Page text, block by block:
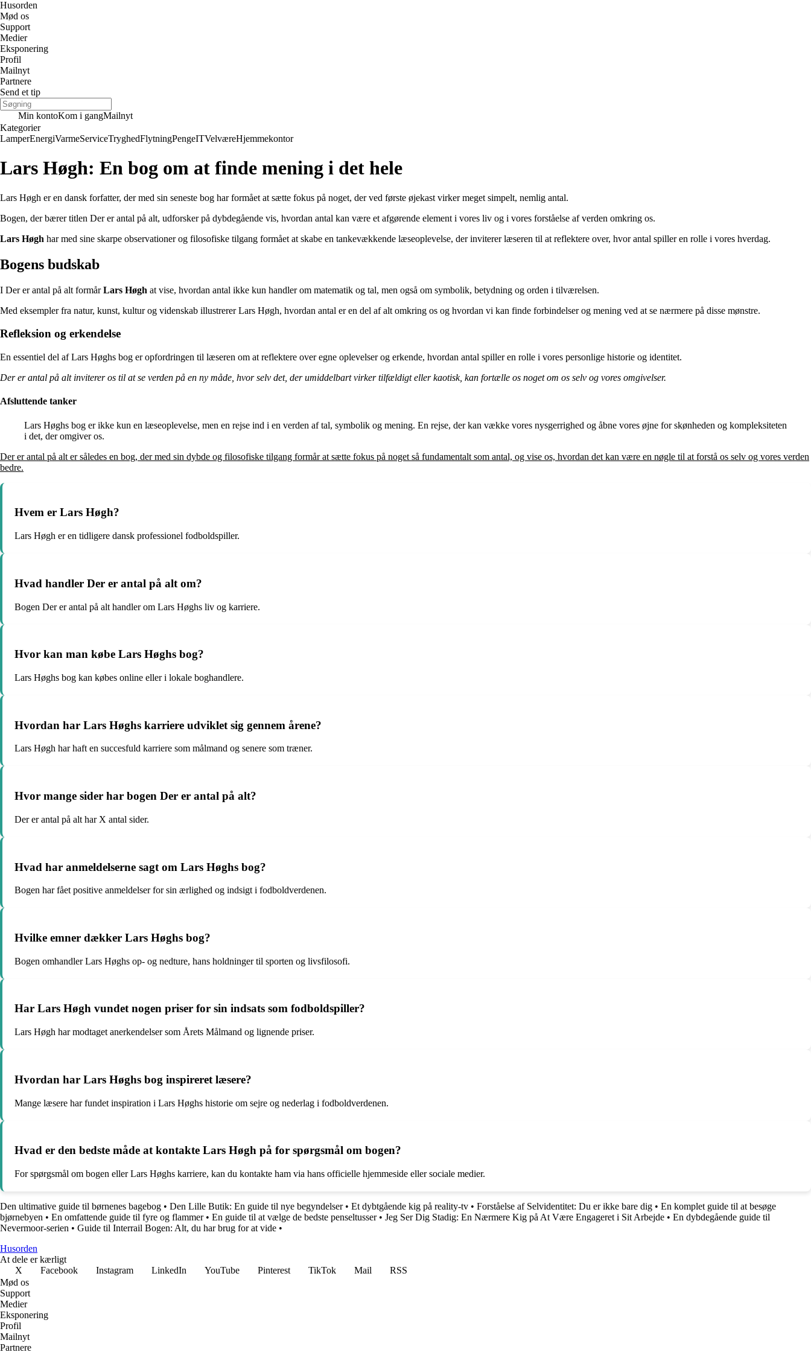
Husorden
Mød os
Support
Medier
Eksponering
Profil
Mailnyt
Partnere
Send et tip
Min kontoKom i gangMailnyt
Kategorier
LamperEnergiVarmeServiceTryghedFlytningPengeITVelværeHjemmekontor
Lars Høgh: En bog om at finde mening i det hele
Lars Høgh er en dansk forfatter, der med sin seneste bog har formået at sætte fokus på noget, der ved første øjekast virker meget simpelt, nemlig antal.
Bogen, der bærer titlen Der er antal på alt, udforsker på dybdegående vis, hvordan antal kan være et afgørende element i vores liv og i vores forståelse af verden omkring os.
Lars Høgh har med sine skarpe observationer og filosofiske tilgang formået at skabe en tankevækkende læseoplevelse, der inviterer læseren til at reflektere over, hvor antal spiller en rolle i vores hverdag.
Bogens budskab
I Der er antal på alt formårLars Høgh at vise, hvordan antal ikke kun handler om matematik og tal, men også om symbolik, betydning og orden i tilværelsen.
Med eksempler fra natur, kunst, kultur og videnskab illustrerer Lars Høgh, hvordan antal er en del af alt omkring os og hvordan vi kan finde forbindelser og mening ved at se nærmere på disse mønstre.
Refleksion og erkendelse
En essentiel del af Lars Høghs bog er opfordringen til læseren om at reflektere over egne oplevelser og erkende, hvordan antal spiller en rolle i vores personlige historie og identitet.
Der er antal på alt inviterer os til at se verden på en ny måde, hvor selv det, der umiddelbart virker tilfældigt eller kaotisk, kan fortælle os noget om os selv og vores omgivelser.
Afsluttende tanker
Lars Høghs bog er ikke kun en læseoplevelse, men en rejse ind i en verden af tal, symbolik og mening. En rejse, der kan vække vores nysgerrighed og åbne vores øjne for skønheden og kompleksiteten
i det, der omgiver os.
Der er antal på alt er således en bog, der med sin dybde og filosofiske tilgang formår at sætte fokus på noget så fundamentalt som antal, og vise os, hvordan det kan være en nøgle til at forstå os selv og vores verden
bedre.
Hvem er Lars Høgh?
Lars Høgh er en tidligere dansk professionel fodboldspiller.
Hvad handler Der er antal på alt om?
Bogen Der er antal på alt handler om Lars Høghs liv og karriere.
Hvor kan man købe Lars Høghs bog?
Lars Høghs bog kan købes online eller i lokale boghandlere.
Hvordan har Lars Høghs karriere udviklet sig gennem årene?
Lars Høgh har haft en succesfuld karriere som målmand og senere som træner.
Hvor mange sider har bogen Der er antal på alt?
Der er antal på alt har X antal sider.
Hvad har anmeldelserne sagt om Lars Høghs bog?
Bogen har fået positive anmeldelser for sin ærlighed og indsigt i fodboldverdenen.
Hvilke emner dækker Lars Høghs bog?
Bogen omhandler Lars Høghs op- og nedture, hans holdninger til sporten og livsfilosofi.
Har Lars Høgh vundet nogen priser for sin indsats som fodboldspiller?
Lars Høgh har modtaget anerkendelser som Årets Målmand og lignende priser.
Hvordan har Lars Høghs bog inspireret læsere?
Mange læsere har fundet inspiration i Lars Høghs historie om sejre og nederlag i fodboldverdenen.
Hvad er den bedste måde at kontakte Lars Høgh på for spørgsmål om bogen?
For spørgsmål om bogen eller Lars Høghs karriere, kan du kontakte ham via hans officielle hjemmeside eller sociale medier.
Den ultimative guide til børnenes bagebog • Den Lille Butik: En guide til nye begyndelser• Et dybtgående kig på reality-tv • Forståelse af Selvidentitet: Du er ikke bare dig • En komplet guide til at besøge
bjørnebyen • En omfattende guide til fyre og flammer• En guide til at vælge de bedste penseltusser• Jeg Ser Dig Stadig: En Nærmere Kig på At Være Engageret i Sit Arbejde • En dybdegående guide til
Nevermoor-serien • Guide til Interrail Bogen: Alt, du har brug for at vide •
Husorden
At dele er kærligt
X
Facebook Instagram LinkedIn YouTube Pinterest TikTok Mail
RSS
Mød os
Support
Medier
Eksponering
Profil
Mailnyt
Partnere